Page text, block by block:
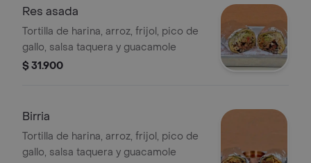
Res asada
Tortilla de harina, arroz, frijol, pico de
gallo, salsa taquera y guacamole
$ 31.900
Birria
Tortilla de harina, arroz, frijol, pico de
gallo, salsa taquera y guacamole